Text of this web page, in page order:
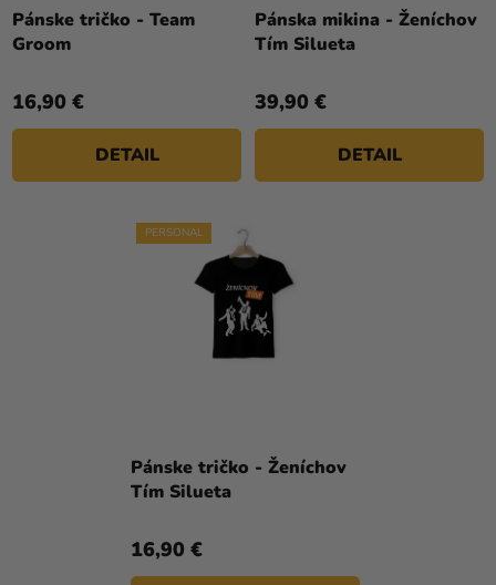
Pánske tričko - Team
Groom
16,90 €
DETAIL
Pánska mikina - Ženíchov
Tím Silueta
39,90 €
DETAIL
PERSONAL
Pánske tričko - Ženíchov
Tím Silueta
16,90 €